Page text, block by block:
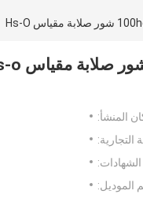
المنشأ:
التجارية:
الموديل: